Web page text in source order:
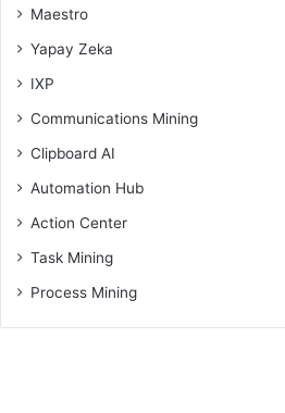
Maestro
Yapay Zeka
IXP
Communications Mining
Clipboard AI
Automation Hub
Action Center
Task Mining
Process Mining